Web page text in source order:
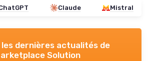
Claude Mistral
les dernières actualités de
Solution